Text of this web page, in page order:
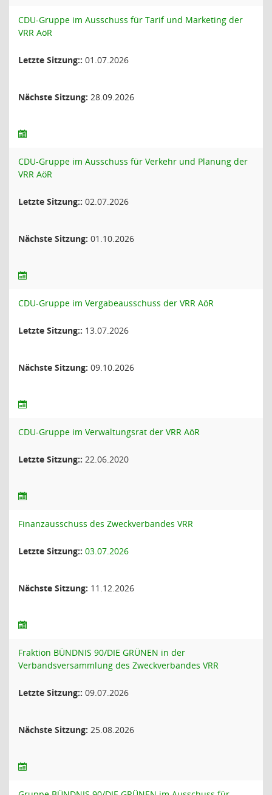
CDU-Gruppe im Ausschuss für Tarif und Marketing der
VRR AöR
Letzte Sitzung:: 01.07.2026
Nächste Sitzung: 28.09.2026
CDU-Gruppe im Ausschuss für Verkehr und Planung der
VRR AöR
Letzte Sitzung:: 02.07.2026
Nächste Sitzung: 01.10.2026
CDU-Gruppe im Vergabeausschuss der VRR AöR
Letzte Sitzung:: 13.07.2026
Nächste Sitzung: 09.10.2026
CDU-Gruppe im Verwaltungsrat der VRR AöR
Letzte Sitzung:: 22.06.2020
Finanzausschuss des Zweckverbandes VRR
Letzte Sitzung:: 03.07.2026
Nächste Sitzung: 11.12.2026
Fraktion BÜNDNIS 90/DIE GRÜNEN in der
Verbandsversammlung des Zweckverbandes VRR
Letzte Sitzung:: 09.07.2026
Nächste Sitzung: 25.08.2026